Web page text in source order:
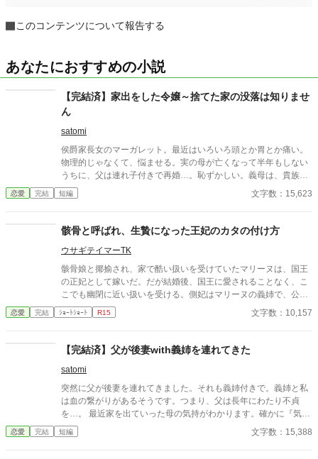
このコンテンツについて報告する
あなたにおすすめの小説
【完結済】家出をした令嬢～捨てた家の没落は知りませ
ん
satomi
侯爵家長女のマーガレット。最近はいろいろ頭とか胃とか痛い。
物理的じゃなくて、悩ませる。実の母が亡くなって半年もしない
うちに、父は連れ子付きで再婚…。恥ずかしい。義母は、貴族と
しての常識に欠けるし。頭痛いわ～。
恋愛 完結 短編 文字数：15,623
骸骨と呼ばれ、生贄になった王妃のカタの付け方
ウサギテイマーTK
骸骨娘と揶揄され、家で酷い扱いを受けていたマリーヌは、国王
の正妃として嫁いだ。だが結婚後、国王に愛されることなく、こ
こでも幽閉に近い扱いを受ける。側妃はマリーヌの義姉で、公式
行事も側妃が請け負っている。マリーヌに与えられた最後の役割
は、海の神への生贄だった。 注意：地震や津波の描写がありま
恋愛 完結 ｼｮｰﾄｼｮｰﾄ R15 文字数：10,157
【完結済】父が後妻with義姉を連れてきた
satomi
突然に父が後妻を連れてきました。それも義姉付きで。義姉と私
は血の繋がりがあるそうです。つまり、父は長年にわたり不貞
を…。 最近家を出ていった母の気持がわかります。確かに『気持
ち悪い』。 私はトピア＝ランスルー子爵家の次女になったようで
す。 ワガママ放題の義姉、アピアお義姉様を家から出したかった
恋愛 完結 短編 文字数：15,388